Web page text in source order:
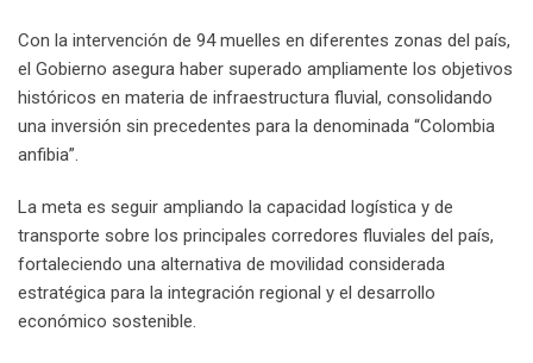
Con la intervención de 94 muelles en diferentes zonas del país,
el Gobierno asegura haber superado ampliamente los objetivos
históricos en materia de infraestructura fluvial, consolidando
una inversión sin precedentes para la denominada “Colombia
anfibia”.
La meta es seguir ampliando la capacidad logística y de
transporte sobre los principales corredores fluviales del país,
fortaleciendo una alternativa de movilidad considerada
estratégica para la integración regional y el desarrollo
económico sostenible.